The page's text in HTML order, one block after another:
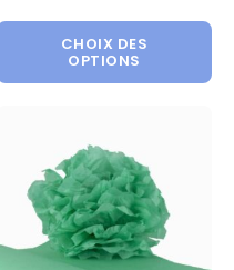
a plusieurs
CHOIX DES
OPTIONS